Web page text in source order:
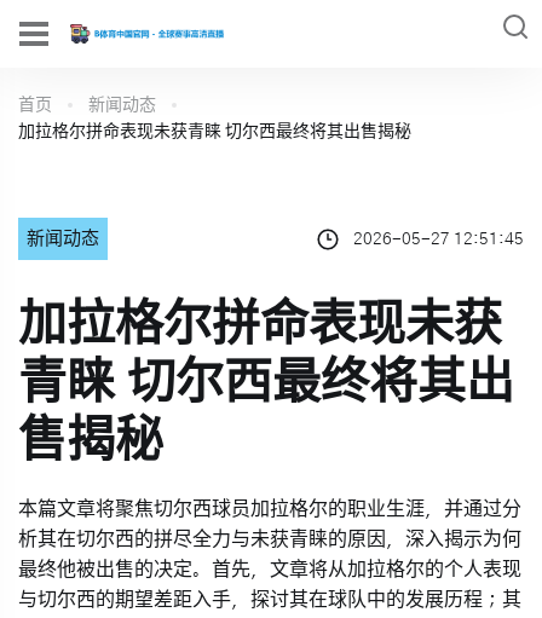
首页
新闻动态
加拉格尔拼命表现未获青睐 切尔西最终将其出售揭秘
新闻动态 2026-05-27 12:51:45
加拉格尔拼命表现未获
青睐 切尔西最终将其出
售揭秘
本篇文章将聚焦切尔西球员加拉格尔的职业生涯，并通过分
析其在切尔西的拼尽全力与未获青睐的原因，深入揭示为何
最终他被出售的决定。首先，文章将从加拉格尔的个人表现
与切尔西的期望差距入手，探讨其在球队中的发展历程；其